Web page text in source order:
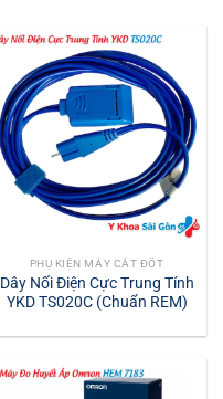
PHỤ KIỆN MÁY CẮT ĐỐT
Dây Nối Điện Cực Trung Tính
YKD TS020C (Chuẩn REM)